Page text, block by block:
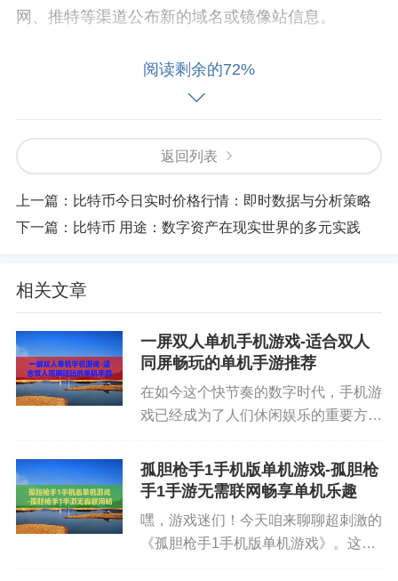
网、推特等渠道公布新的域名或镜像站信息。
三、防范搜索引擎广告钓鱼
某些攻击者会购买搜索广告，将假网站置顶。用户
词保持警惕。建议直接输入官方域名，如 coinbase.
跳转。
四、识别社交媒体与邮件欺诈
钓鱼链接常出现在 Telegram、微博、Twitter、邮件
群发中。规范做法是：
提防陌生账户发送的“福利”“空投”“更新地址”。
若邮件声称来自官方，需核对发件域名和邮件签
名。
阅读剩余的72%
返回列表
上一篇： 比特币今日实时价格行情：即时数据与分析策略
下一篇： 比特币 用途：数字资产在现实世界的多元实践
相关文章
一屏双人单机手机游戏-适合双人
同屏畅玩的单机手游推荐
在如今这个快节奏的数字时代，手机游
戏已经成为了人们休闲娱乐的重要方
玩家们提供了一种独特的互动体验。不
用联网，两个人在同一部手机上就能开
孤胆枪手1手机版单机游戏-孤胆枪
手1手游无需联网畅享单机乐趣
嘿，游戏迷们！今天咱来聊聊超刺激的
《孤胆枪手1手机版单机游戏》。这款